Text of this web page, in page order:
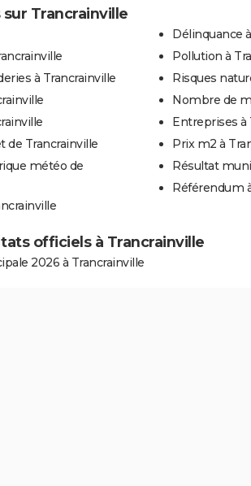
sur Trancrainville
à Trancrainville
de Trancrainville
météo de
Délinquance
Pollution à
Risques
Nombre de
Entreprises à
Prix m2 à
Résultat
Référendum
officiels à Trancrainville
2026 à Trancrainville